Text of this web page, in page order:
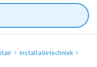
Installatietechniek